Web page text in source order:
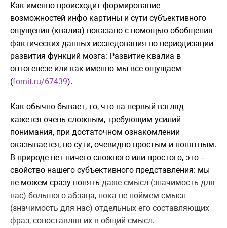
Как именно происходит формирование
возможностей инфо-картины и сути субъективного
ощущения (квалиа) показано с помощью обобщения
фактических данных исследования по периодизации
развития функций мозга: Развитие квалиа в
онтогенезе или как именно мы все ощущаем
(fornit.ru/67439).
Как обычно бывает, то, что на первый взгляд
кажется очень сложным, требующим усилий
понимания, при достаточном ознакомлении
оказывается, по сути, очевидно простым и понятным.
В природе нет ничего сложного или простого, это –
свойство нашего субъективного представления: мы
не можем сразу понять даже смысл (значимость для
нас) большого абзаца, пока не поймем смысл
(значимость для нас) отдельных его составляющих
фраз, сопоставляя их в общий смысл.